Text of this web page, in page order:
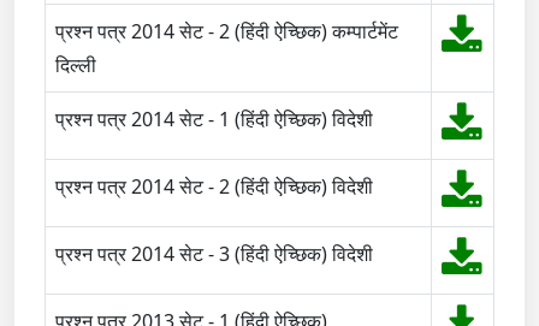
प्रश्न पत्र 2014 सेट - 2 (हिंदी ऐच्छिक) कम्पार्टमेंट
दिल्ली
प्रश्न पत्र 2014 सेट - 1 (हिंदी ऐच्छिक) विदेशी
प्रश्न पत्र 2014 सेट - 2 (हिंदी ऐच्छिक) विदेशी
प्रश्न पत्र 2014 सेट - 3 (हिंदी ऐच्छिक) विदेशी